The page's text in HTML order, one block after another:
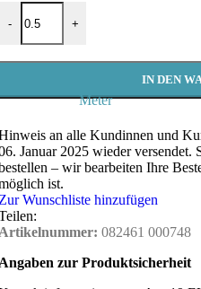
-
Samt MONTEVIDEO
+
Meter
IN DEN
an alle Kundinnen und
Januar 2025 wieder
– wir bearbeiten Ihre
ist.
Wunschliste hinzufügen
082461 000748
zur Produktsicherheit